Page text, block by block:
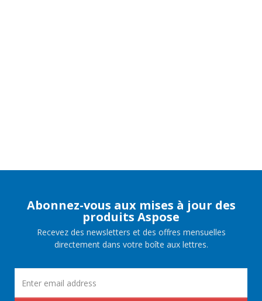
Abonnez-vous aux mises à jour des
produits Aspose
Recevez des newsletters et des offres mensuelles
directement dans votre boîte aux lettres.